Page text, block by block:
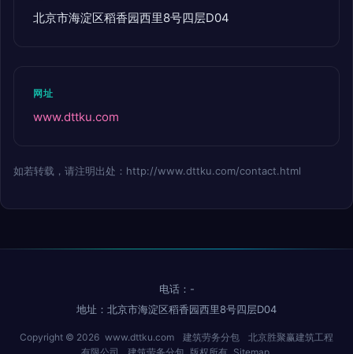
北京市海淀区稻香园西里8号四层D04
网址
www.dttku.com
如若转载，请注明出处：http://www.dttku.com/contact.html
电话：-
地址：北京市海淀区稻香园西里8号四层D04
Copyright © 2026 www.dttku.com 建筑劳务分包
北京胜聚赢建筑工程